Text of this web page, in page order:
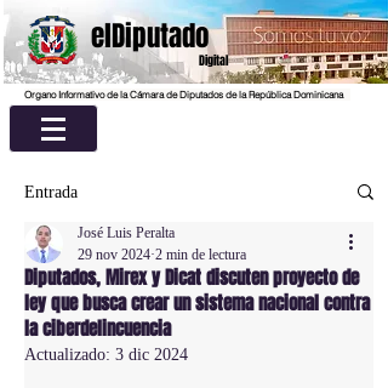
elDiputado
Digital
Organo Informativo de la Cámara de Diputados de la República Dominicana
Entrada
Diputados, Mirex y Dicat discuten proyecto de
ley que busca crear un sistema nacional contra
la ciberdelincuencia
José Luis Peralta
29 nov 2024 2 min de lectura
Actualizado: 3 dic 2024